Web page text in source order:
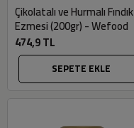
Çikolatalı ve Hurmalı Fındık
Ezmesi (200gr) - Wefood
474,9 TL
SEPETE EKLE